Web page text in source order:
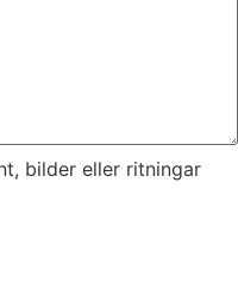
bilder eller ritningar